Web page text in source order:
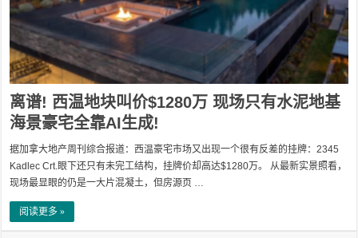
离谱! 西温地块叫价$1280万 现场只有水泥地基
海景豪宅全靠AI生成!
据加拿大地产周刊综合报道：西温豪宅市场又出现一个很有反差的挂牌：2345
Kadlec Crt.眼下还只有未完工结构，挂牌价却高达$1280万。 从最新实景照看，
现场最显眼的仍是一大片混凝土，但房源页 …
阅读更多 »